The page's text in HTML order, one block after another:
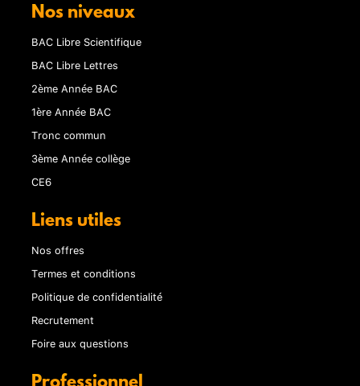
Nos niveaux
BAC Libre Scientifique
BAC Libre Lettres
2ème Année BAC
1ère Année BAC
Tronc commun
3ème Année collège
CE6
Liens utiles
Nos offres
Termes et conditions
Politique de confidentialité
Recrutement
Foire aux questions